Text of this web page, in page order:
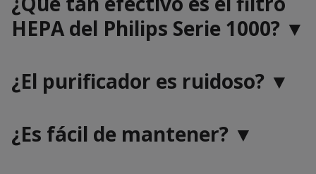
HEPA del Philips Serie 1000? ▼
¿El purificador es ruidoso? ▼
¿Es fácil de mantener? ▼